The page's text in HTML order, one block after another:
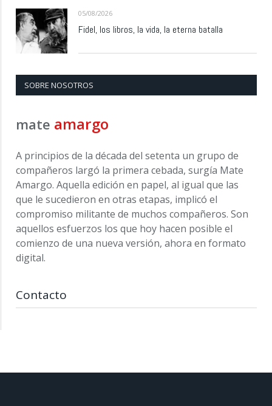
05/08/2026
Fidel, los libros, la vida, la eterna batalla
SOBRE NOSOTROS
mate amargo
A principios de la década del setenta un grupo de
compañeros largó la primera cebada, surgía Mate
Amargo. Aquella edición en papel, al igual que las
que le sucedieron en otras etapas, implicó el
compromiso militante de muchos compañeros. Son
aquellos esfuerzos los que hoy hacen posible el
comienzo de una nueva versión, ahora en formato
digital.
Contacto